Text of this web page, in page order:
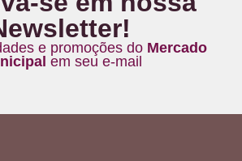
e promoções do Mercado
em seu e-mail